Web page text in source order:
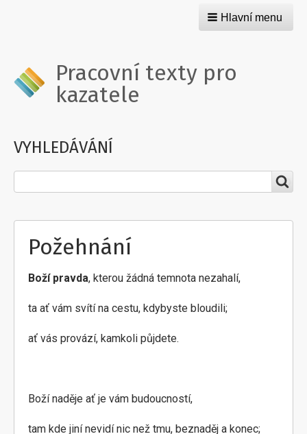
Hlavní menu
Pracovní texty pro
kazatele
VYHLEDÁVÁNÍ
Požehnání
Boží pravda, kterou žádná temnota nezahalí,
ta ať vám svítí na cestu, kdybyste bloudili;
ať vás provází, kamkoli půjdete.
Boží naděje ať je vám budoucností,
tam kde jiní nevidí nic než tmu, beznaděj a konec;